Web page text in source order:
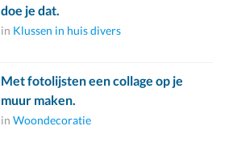
doe je dat.
in Klussen in huis divers
Met fotolijsten een collage op je
muur maken.
in Woondecoratie